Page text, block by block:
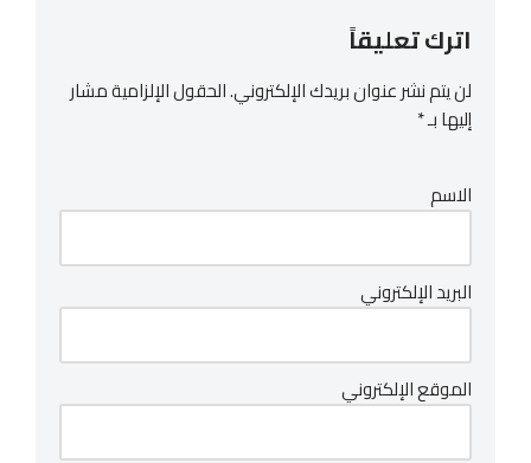
اترك تعليقاً
لن يتم نشر عنوان بريدك الإلكتروني.الحقول الإلزامية مشار
إليها بـ*
الاسم
البريد الإلكتروني
الموقع الإلكتروني